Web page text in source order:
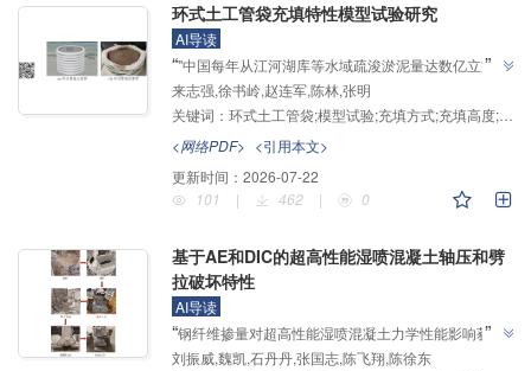
环式土工管袋充填特性模型试验研究
AI导读
“"中国每年从江河湖库等水域疏浚淤泥量达数亿立方
米，通常进行陆地自然堆存，长期占用大范围土地"，
研究团队提出新型环式管袋堆场蓄淤排水技术，探索了
不同充填方式下土工管袋充填特性，为疏浚淤泥堆放场
地有限问题提供解决方案。
”
来志强,徐书岭,赵连军,陈林,张明
关键词： 环式土工管袋;模型试验;充填方式;充填高度;充填机制;机器学习
<网络PDF> <引用本文>
更新时间： 2026-07-22
101
| 462 | 0
基于AE和DIC的超高性能湿喷混凝土轴压和劈
拉破坏特性
AI导读
“钢纤维掺量对超高性能湿喷混凝土力学性能影响获新
进展，研究人员结合声发射和数字图像相关技术，建立
”
刘振威,魏凯,石丹丹,张国志,陈飞翔,陈徐东